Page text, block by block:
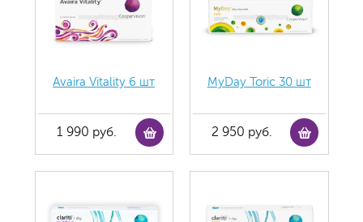
Avaira Vitality 6 шт
1 990 руб.
MyDay Toric 30 шт
2 950 руб.